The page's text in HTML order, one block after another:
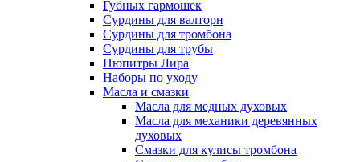
Губных гармошек
Сурдины для валторн
Сурдины для тромбона
Сурдины для трубы
Пюпитры Лира
Наборы по уходу
Масла и смазки
Масла для медных духовых
Масла для механики деревянных
духовых
Смазки для кулисы тромбона